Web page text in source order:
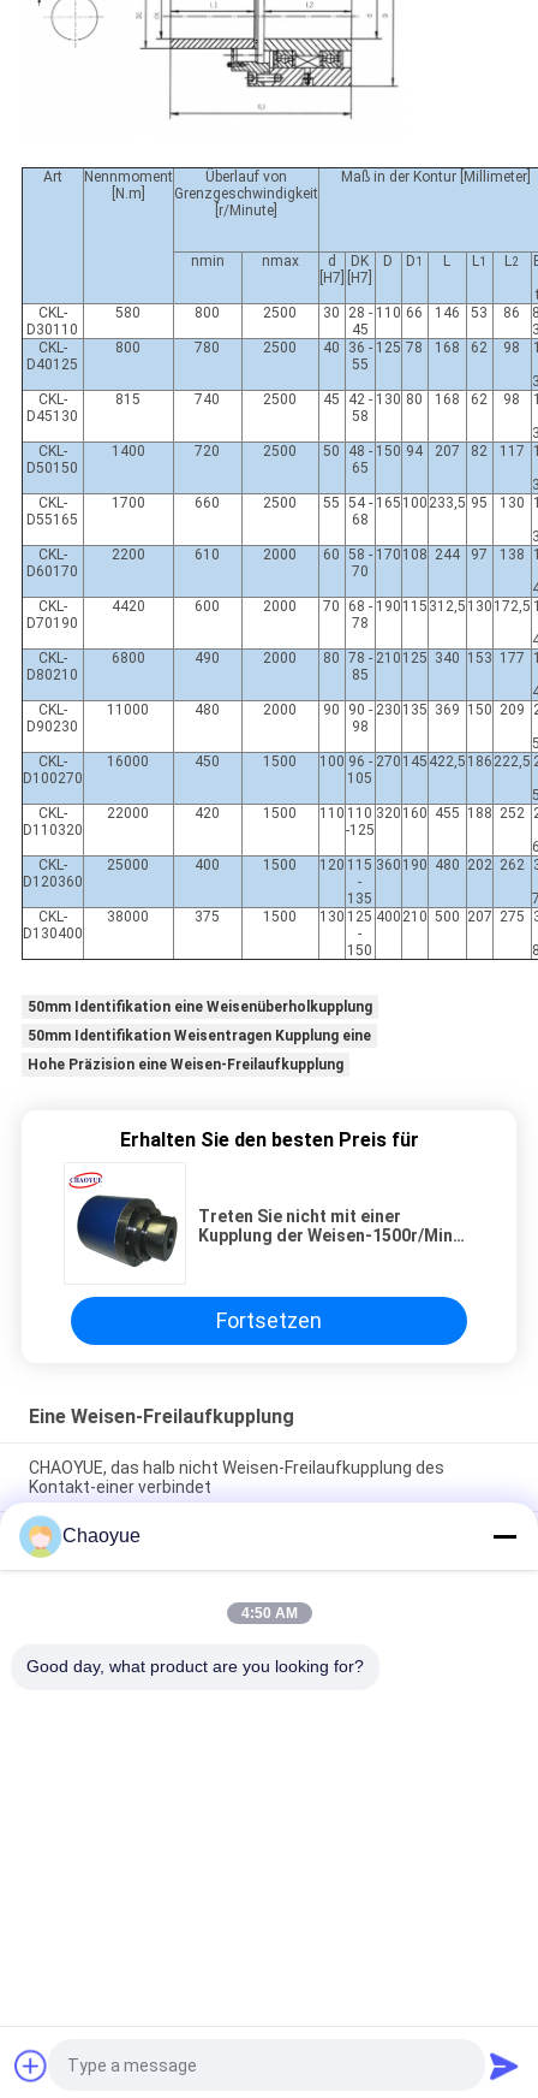
Art
Nennmoment
[N.m]
Überlauf von
Grenzgeschwindigkeit
[r/Minute]
Maß in der Kontur [Millimeter]
nmin nmax
d
[H7]
DK
[H7]
D D1 L L 1 L 2
CKL-
D30110
580 800 2500 30
28 -
45
110 66 146 53 86
CKL-
D40125
800 780 2500 40
36 -
55
125 78 168 62 98
CKL-
D45130
815 740 2500 45
42 -
58
130 80 168 62 98
CKL-
D50150
1400 720 2500 50
48 -
65
150 94 207 82 117
CKL-
D55165
1700 660 2500 55 54 -
68
165 100 233,5 95 130
CKL-
D60170
2200 610 2000 60 58 -
70
170 108 244 97 138
CKL-
D70190
4420 600 2000 70
68 -
78
190 115 312,5 130 172,5
CKL-
D80210
6800 490 2000 80 78 -
85
210 125 340 153 177
CKL-
D90230
11000 480 2000 90
90 -
98
230 135 369 150 209
CKL-
D100270
16000 450 1500 100 96 -
105
270 145 422,5 186 222,5
CKL-
D110320
22000 420 1500 110 110
-125
320 160 455 188 252
CKL-
D120360
25000 400 1500 120 115
-
135
360 190 480 202 262
CKL-
D130400
38000 375 1500 130 125
-
150
400 210 500 207 275
50mm Identifikation eine Weisenüberholkupplung
50mm Identifikation Weisentragen Kupplung eine
Hohe Präzision eine Weisen-Freilaufkupplung
Erhalten Sie den besten Preis für
Treten Sie nicht mit einer
Kupplung der Weisen-1500r/Min
in Verbindung
Fortsetzen
Eine Weisen-Freilaufkupplung
CHAOYUE, das halb nicht Weisen-Freilaufkupplung des
Kontakt-einer verbindet
Treten Sie nicht mit einer Kupplung der Weisen-1500r/Min
38000N.M Quick Release Overrunning, Endanschlag-Lager in
Verbindung
230N.M 25mm Weisen-Freilaufkupplung Durchmesser-einer,
Fordern Sie ein Angebot
Chaoyue
4:50 AM
Good day, what product are you looking for?